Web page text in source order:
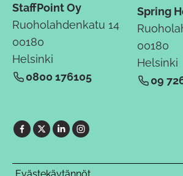
StaffPoint Oy
Ruoholahdenkatu 14
00180
Helsinki
0800 176105
Spring
00180
Helsinki
09